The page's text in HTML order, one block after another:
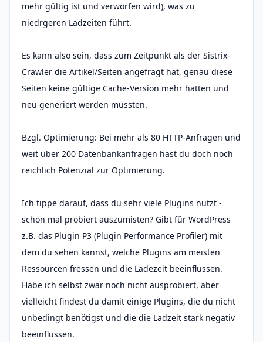
mehr gültig ist und verworfen wird), was zu
niedrgeren Ladzeiten führt.
Es kann also sein, dass zum Zeitpunkt als der Sistrix-
Crawler die Artikel/Seiten angefragt hat, genau diese
Seiten keine gültige Cache-Version mehr hatten und
neu generiert werden mussten.
Bzgl. Optimierung: Bei mehr als 80 HTTP-Anfragen und
weit über 200 Datenbankanfragen hast du doch noch
reichlich Potenzial zur Optimierung.
Ich tippe darauf, dass du sehr viele Plugins nutzt -
schon mal probiert auszumisten? Gibt für WordPress
z.B. das Plugin P3 (Plugin Performance Profiler) mit
dem du sehen kannst, welche Plugins am meisten
Ressourcen fressen und die Ladezeit beeinflussen.
Habe ich selbst zwar noch nicht ausprobiert, aber
vielleicht findest du damit einige Plugins, die du nicht
unbedingt benötigst und die die Ladzeit stark negativ
beeinflussen.